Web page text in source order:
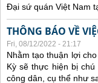
Đại sứ quán Việt Nam
THÔNG BÁO VỀ
Fri, 08/12/2022 - 21:17
Nhằm tạo thuận lợi
Kỳ sẽ thực hiện bị
công dân, cụ thể như